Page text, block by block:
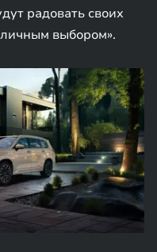
радовать своих
выбором».